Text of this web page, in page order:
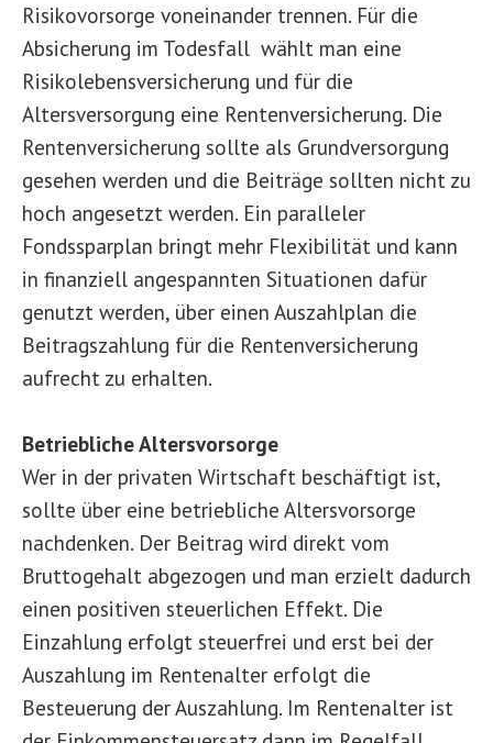
Risikovorsorge voneinander trennen. Für die
Absicherung im Todesfall wählt man eine
Risikolebensversicherung und für die
Altersversorgung eine Rentenversicherung. Die
Rentenversicherung sollte als Grundversorgung
gesehen werden und die Beiträge sollten nicht zu
hoch angesetzt werden. Ein paralleler
Fondssparplan bringt mehr Flexibilität und kann
in finanziell angespannten Situationen dafür
genutzt werden, über einen Auszahlplan die
Beitragszahlung für die Rentenversicherung
aufrecht zu erhalten.
Betriebliche Altersvorsorge
Wer in der privaten Wirtschaft beschäftigt ist,
sollte über eine betriebliche Altersvorsorge
nachdenken. Der Beitrag wird direkt vom
Bruttogehalt abgezogen und man erzielt dadurch
einen positiven steuerlichen Effekt. Die
Einzahlung erfolgt steuerfrei und erst bei der
Auszahlung im Rentenalter erfolgt die
Besteuerung der Auszahlung. Im Rentenalter ist